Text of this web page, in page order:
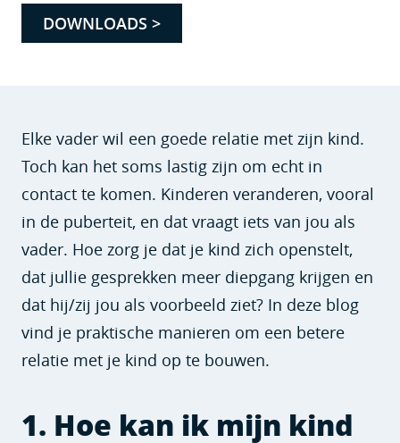
DOWNLOADS >
Elke vader wil een goede relatie met zijn kind.
Toch kan het soms lastig zijn om echt in
contact te komen. Kinderen veranderen, vooral
in de puberteit, en dat vraagt iets van jou als
vader. Hoe zorg je dat je kind zich openstelt,
dat jullie gesprekken meer diepgang krijgen en
dat hij/zij jou als voorbeeld ziet? In deze blog
vind je praktische manieren om een betere
relatie met je kind op te bouwen.
1. Hoe kan ik mijn kind